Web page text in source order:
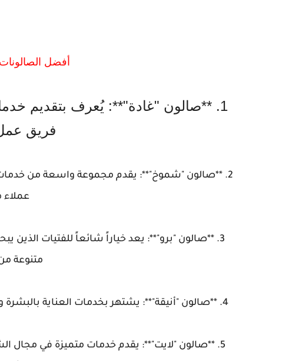
أفضل
1. **صالون "غادة"**: يُعرف بتقديم
فريق
2. **صالون "شموخ"**: يقدم مجموعة واسعة من خدمات
عملاء
3. **صالون "برو"**: يعد خياراً شائعاً للفتيات
متنوعة
4. **صالون "أنيقة"**: يشتهر بخدمات العناية بالبشرة والشعر ويعتمد على استخدام منتجات ذات جودة عالية.
5. **صالون "لايت"**: يقدم خدمات متميزة في